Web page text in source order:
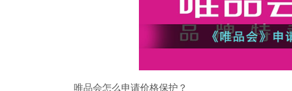
唯品会怎么申请价格保护？